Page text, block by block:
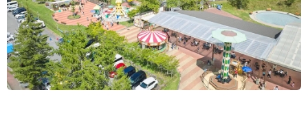
メディアポリシー
プライバシーポリシー
グループサイトのご紹介
池の平ホテル＆リゾーツにつ
いて
宿泊約款
免責事項
English
繁体中文